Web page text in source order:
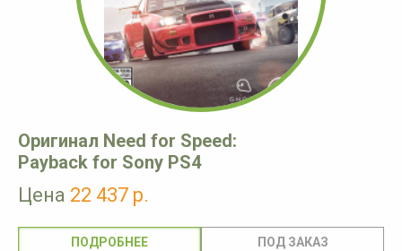
Оригинал Need for Speed:
Payback for Sony PS4
Цена 22 437 р.
ПОДРОБНЕЕ